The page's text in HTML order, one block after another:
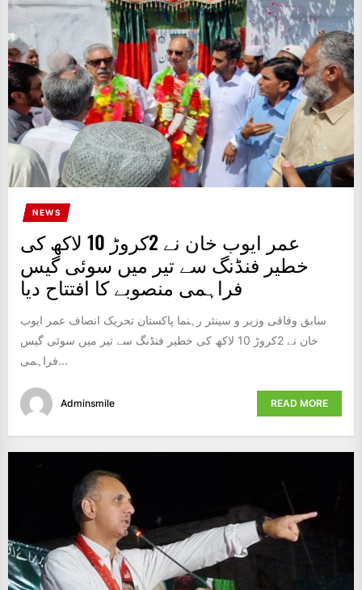
IT
BROADCASTS
NEWS
UPDATE,
CURRENT
AFFAIRS
&
ENTERTAINMENT
SHOWS
NEWS
عمر ایوب خان نے 2کروڑ 10 لاکھ کی
خطیر فنڈنگ سے تیر میں سوئی گیس
فراہمی منصوبے کا افتتاح دیا
سابق وفاقی وزیر و سینئر رہنما پاکستان تحریک انصاف عمر ایوب
خان نے 2کروڑ 10 لاکھ کی خطیر فنڈنگ سے تیر میں سوئی گیس
فراہمی...
Adminsmile READ MORE